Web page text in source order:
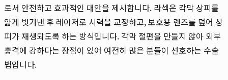
로서 안전하고 효과적인 대안을 제시합니다. 라섹은 각막 상피를
얇게 벗겨낸 후 레이저로 시력을 교정하고, 보호용 렌즈를 덮어 상
피가 재생되도록 하는 방식입니다. 각막 절편을 만들지 않아 외부
충격에 강하다는 장점이 있어 여전히 많은 분들이 선호하는 수술
법입니다.